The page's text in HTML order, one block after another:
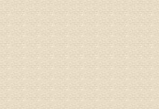
专家回
何？
治疗方
理疗、
由于我